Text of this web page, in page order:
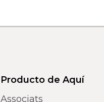
Producto de Aquí
Associats